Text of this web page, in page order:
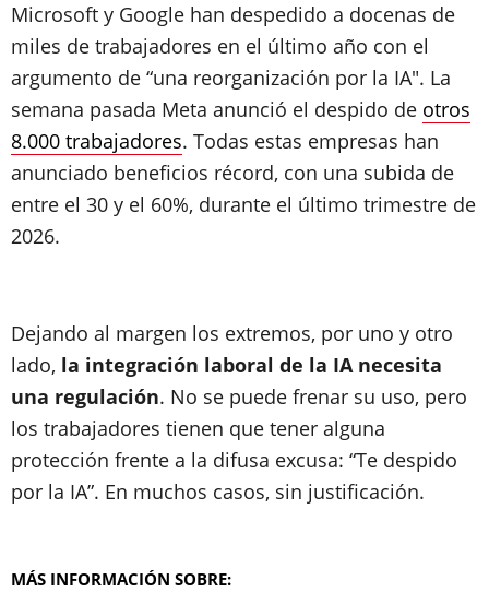
Microsoft y Google han despedido a docenas de
miles de trabajadores en el último año con el
argumento de “una reorganización por la IA". La
semana pasada Meta anunció el despido de otros
8.000 trabajadores. Todas estas empresas han
anunciado beneficios récord, con una subida de
entre el 30 y el 60%, durante el último trimestre de
2026.
Dejando al margen los extremos, por uno y otro
lado, la integración laboral de la IA necesita
una regulación. No se puede frenar su uso, pero
los trabajadores tienen que tener alguna
protección frente a la difusa excusa: “Te despido
por la IA”. En muchos casos, sin justificación.
MÁS INFORMACIÓN SOBRE: